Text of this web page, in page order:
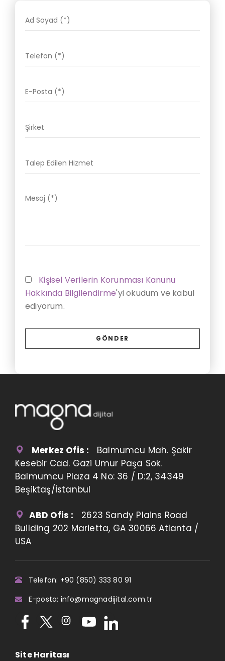
Kişisel Verilerin Korunması Kanunu
Hakkında Bilgilendirme'yi okudum ve kabul
ediyorum.
Merkez Ofis : Balmumcu Mah. Şakir
Kesebir Cad. Gazi Umur Paşa Sok.
Balmumcu Plaza 4 No: 36 / D:2, 34349
Beşiktaş/İstanbul
ABD Ofis : 2623 Sandy Plains Road
Building 202 Marietta, GA 30066 Atlanta /
USA
Telefon: +90 (850) 333 80 91
E-posta: info@magnadijital.com.tr
Site Haritası